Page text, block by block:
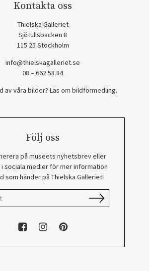
Kontakta oss
Thielska Galleriet
Sjötullsbacken 8
115 25 Stockholm
info@thielskagalleriet.se
08 – 662 58 84
av våra bilder? Läs om bildförmedling.
Följ oss
på museets nyhetsbrev eller
sociala medier för mer information
som händer på Thielska Galleriet!